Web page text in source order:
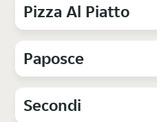
Pizza Al Piatto
Paposce
Secondi